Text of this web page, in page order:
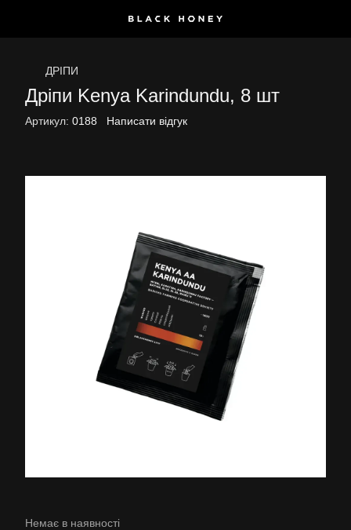
ДРІПИ
Дріпи Kenya Karindundu, 8 шт
Артикул: 0188 Написати відгук
Немає в наявності